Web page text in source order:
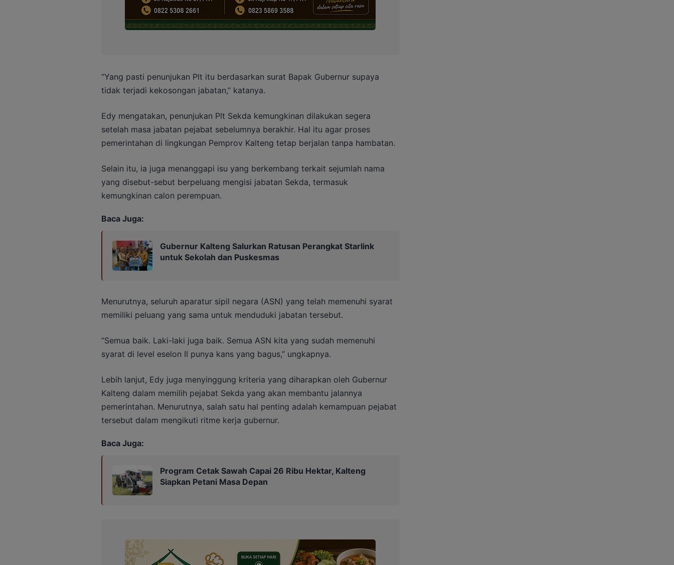
“Yang pasti penunjukan Plt itu berdasarkan surat Bapak Gubernur supaya
tidak terjadi kekosongan jabatan,” katanya.
Edy mengatakan, penunjukan Plt Sekda kemungkinan dilakukan segera
setelah masa jabatan pejabat sebelumnya berakhir. Hal itu agar proses
pemerintahan di lingkungan Pemprov Kalteng tetap berjalan tanpa hambatan.
Selain itu, ia juga menanggapi isu yang berkembang terkait sejumlah nama
yang disebut-sebut berpeluang mengisi jabatan Sekda, termasuk
kemungkinan calon perempuan.
Baca Juga:
Gubernur Kalteng Salurkan Ratusan Perangkat Starlink
untuk Sekolah dan Puskesmas
Menurutnya, seluruh aparatur sipil negara (ASN) yang telah memenuhi syarat
memiliki peluang yang sama untuk menduduki jabatan tersebut.
“Semua baik. Laki-laki juga baik. Semua ASN kita yang sudah memenuhi
syarat di level eselon II punya kans yang bagus,” ungkapnya.
Lebih lanjut, Edy juga menyinggung kriteria yang diharapkan oleh Gubernur
Kalteng dalam memilih pejabat Sekda yang akan membantu jalannya
pemerintahan. Menurutnya, salah satu hal penting adalah kemampuan pejabat
tersebut dalam mengikuti ritme kerja gubernur.
Baca Juga:
Program Cetak Sawah Capai 26 Ribu Hektar, Kalteng
Siapkan Petani Masa Depan